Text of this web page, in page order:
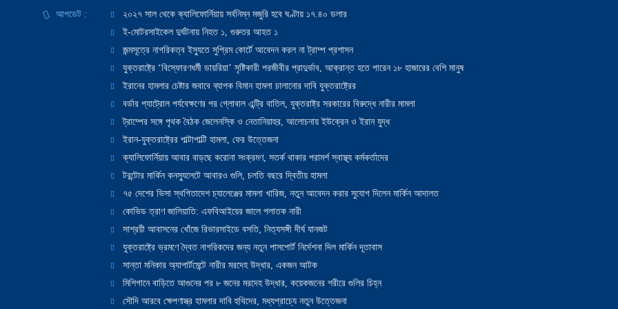
আপডেট :
২০২৭ সাল থেকে ক্যালিফোর্নিয়ায় সর্বনিম্ন মজুরি হবে ঘণ্টায় ১৭.৪০ ডলার
ই-মোটরসাইকেল দুর্ঘটনায় নিহত ১, গুরুতর আহত ১
জন্মসূত্রে নাগরিকত্ব ইস্যুতে সুপ্রিম কোর্টে আবেদন করল না ট্রাম্প প্রশাসন
যুক্তরাষ্ট্রে ‘বিস্ফোরণধর্মী ডায়রিয়া’ সৃষ্টিকারী পরজীবীর প্রাদুর্ভাব, আক্রান্ত হতে পারেন ১৮ হাজারের বেশি মানুষ
ইরানের হামলার চেষ্টার জবাবে ব্যাপক বিমান হামলা চালানোর দাবি যুক্তরাষ্ট্রের
বর্ডার প্যাট্রোল পর্যবেক্ষণের পর গ্লোবাল এন্ট্রি বাতিল, যুক্তরাষ্ট্র সরকারের বিরুদ্ধে নারীর মামলা
ট্রাম্পের সঙ্গে পৃথক বৈঠক জেলেনস্কি ও নেতানিয়াহুর, আলোচনায় ইউক্রেন ও ইরান যুদ্ধ
ইরান-যুক্তরাষ্ট্রের পাল্টাপাল্টি হামলা, ফের উত্তেজনা
ক্যালিফোর্নিয়ায় আবার বাড়ছে করোনা সংক্রমণ, সতর্ক থাকার পরামর্শ স্বাস্থ্য কর্মকর্তাদের
টরন্টোর মার্কিন কনস্যুলেটে আবারও গুলি, চলতি বছরে দ্বিতীয় হামলা
৭৫ দেশের ভিসা স্থগিতাদেশ চ্যালেঞ্জের মামলা খারিজ, নতুন আবেদন করার সুযোগ দিলেন মার্কিন আদালত
কোভিড ত্রাণ জালিয়াতি: এফবিআইয়ের জালে পলাতক নারী
সাশ্রয়ী আবাসনের খোঁজে রিভারসাইডে বসতি, নিত্যসঙ্গী দীর্ঘ যানজট
যুক্তরাষ্ট্রে ভ্রমণে দ্বৈত নাগরিকদের জন্য নতুন পাসপোর্ট নির্দেশনা দিল মার্কিন দূতাবাস
সান্তা মনিকার অ্যাপার্টমেন্টে নারীর মরদেহ উদ্ধার, একজন আটক
মিশিগানে বাড়িতে আগুনের পর ৮ জনের মরদেহ উদ্ধার, কয়েকজনের শরীরে গুলির চিহ্ন
সৌদি আরবে ক্ষেপণাস্ত্র হামলার দাবি হুথিদের, মধ্যপ্রাচ্যে নতুন উত্তেজনা